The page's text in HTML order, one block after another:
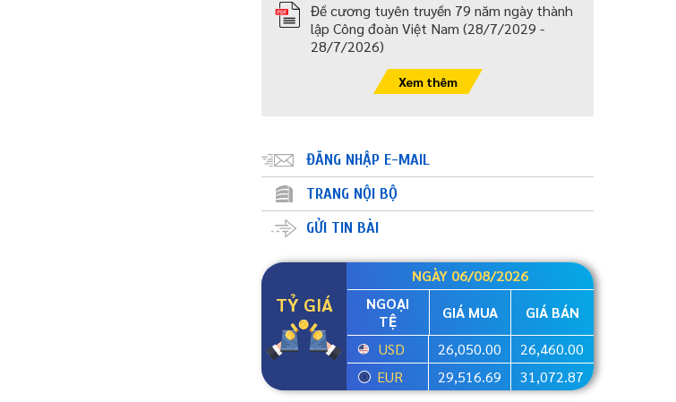
Đề cương tuyên truyền 79 năm ngày thành
lập Công đoàn Việt Nam (28/7/2029 -
28/7/2026)
Xem thêm
ĐĂNG NHẬP E-MAIL
TRANG NỘI BỘ
GỬI TIN BÀI
TỶ GIÁ
NGÀY 06/08/2026
NGOẠI
TỆ
GIÁ MUA
GIÁ BÁN
USD
26,050.00
26,460.00
EUR
29,516.69 31,072.87